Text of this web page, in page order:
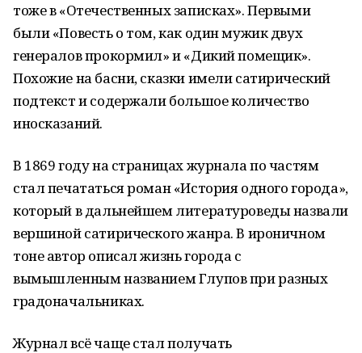
тоже в «Отечественных записках». Первыми
были «Повесть о том, как один мужик двух
генералов прокормил» и «Дикий помещик».
Похожие на басни, сказки имели сатирический
подтекст и содержали большое количество
иносказаний.
В 1869 году на страницах журнала по частям
стал печататься роман «История одного города»,
который в дальнейшем литературоведы назвали
вершиной сатирического жанра. В ироничном
тоне автор описал жизнь города с
вымышленным названием Глупов при разных
градоначальниках.
Журнал всё чаще стал получать